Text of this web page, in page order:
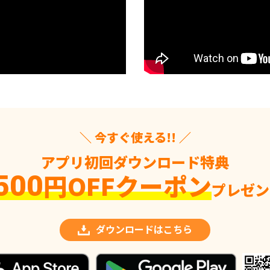
＼ 今すぐ使える!! ／
アプリ初回ダウンロード特典
円OFFクーポンプレゼ
ダウンロードはこちら